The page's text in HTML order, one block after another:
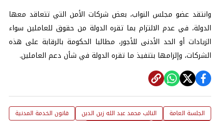
وانتقد عضو مجلس النواب، بعض شركات الأمن التي تتعاقد معها
الدولة، في عدم الالتزام بما تقره الدولة من حقوق للعاملين سواء
الزيادات أو الحد الأدنى للأجور، مطالبا الحكومة بالرقابة على هذه
الشركات، وإلزامها بتنفيذ ما تقره الدولة في شأن دعم العاملين.
الجلسة العامة النائب محمد عبد الله زين الدين
قانون الخدمة المدنية